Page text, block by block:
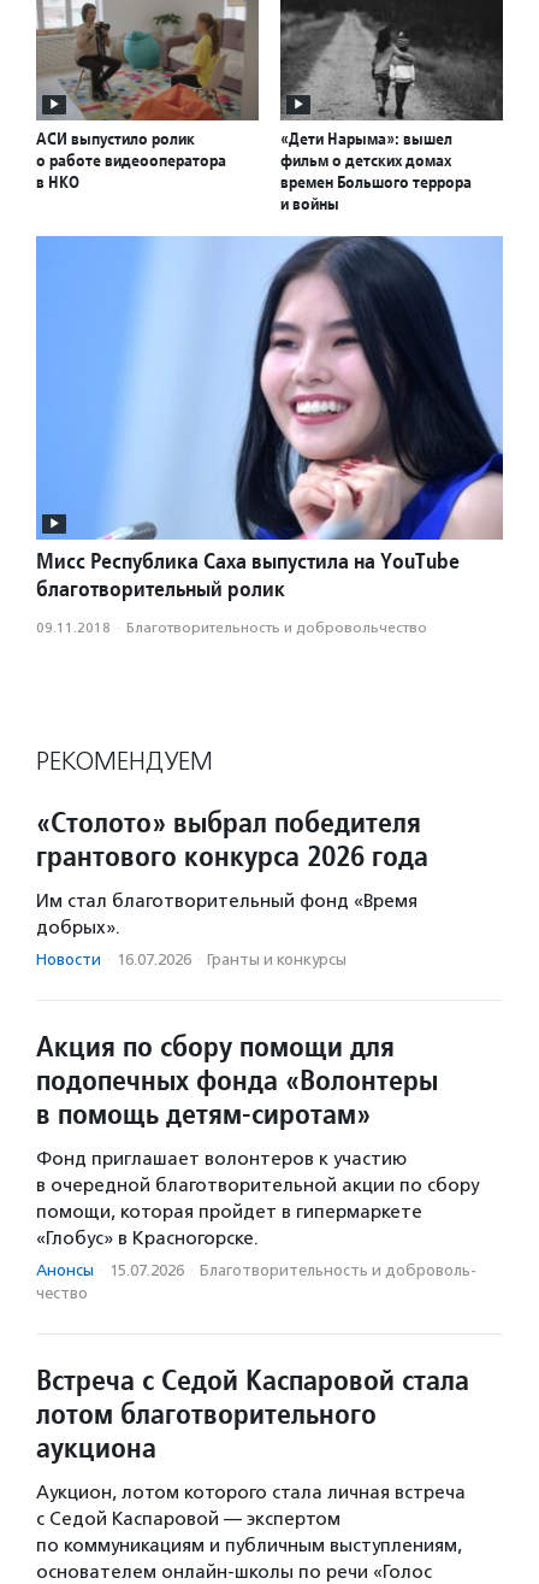
АСИ выпустило ролик
о работе видеооператора
в НКО
«Дети Нарыма»: вышел
фильм о детских домах
времен Большого террора
и войны
Мисс Республика Саха выпустила на YouTube
благотворительный ролик
09.11.2018 · Благотвори­тель­ность и доброволь­чест­во
РЕКОМЕНДУЕМ
«Столото» выбрал победителя
грантового конкурса 2026 года
Им стал благотворительный фонд «Время
добрых».
Новости · 16.07.2026 · Гранты и конкурсы
Акция по сбору помощи для
подопечных фонда «Волонтеры
в помощь детям-сиротам»
Фонд приглашает волонтеров к участию
в очередной благотворительной акции по сбору
помощи, которая пройдет в гипермаркете
«Глобус» в Красногорске.
Анонсы · 15.07.2026 · Благотвори­тель­ность и доброволь­
чест­во
Встреча с Седой Каспаровой стала
лотом благотворительного
аукциона
Аукцион, лотом которого стала личная встреча
с Седой Каспаровой — экспертом
по коммуникациям и публичным выступлениям,
основателем онлайн-школы по речи «Голос